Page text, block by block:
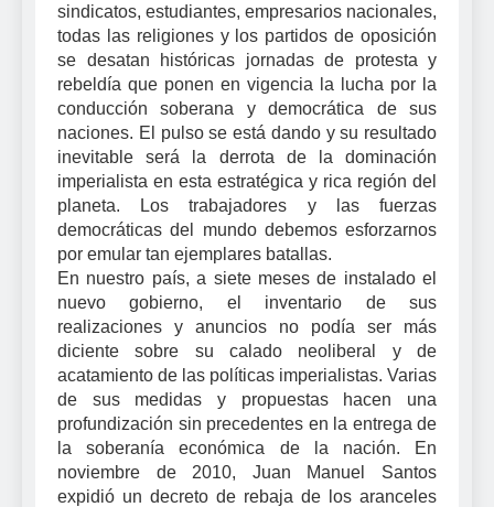
sindicatos, estudiantes, empresarios nacionales,
todas las religiones y los partidos de oposición
se desatan históricas jornadas de protesta y
rebeldía que ponen en vigencia la lucha por la
conducción soberana y democrática de sus
naciones. El pulso se está dando y su resultado
inevitable será la derrota de la dominación
imperialista en esta estratégica y rica región del
planeta. Los trabajadores y las fuerzas
democráticas del mundo debemos esforzarnos
por emular tan ejemplares batallas.
En nuestro país, a siete meses de instalado el
nuevo gobierno, el inventario de sus
realizaciones y anuncios no podía ser más
diciente sobre su calado neoliberal y de
acatamiento de las políticas imperialistas. Varias
de sus medidas y propuestas hacen una
profundización sin precedentes en la entrega de
la soberanía económica de la nación. En
noviembre de 2010, Juan Manuel Santos
expidió un decreto de rebaja de los aranceles